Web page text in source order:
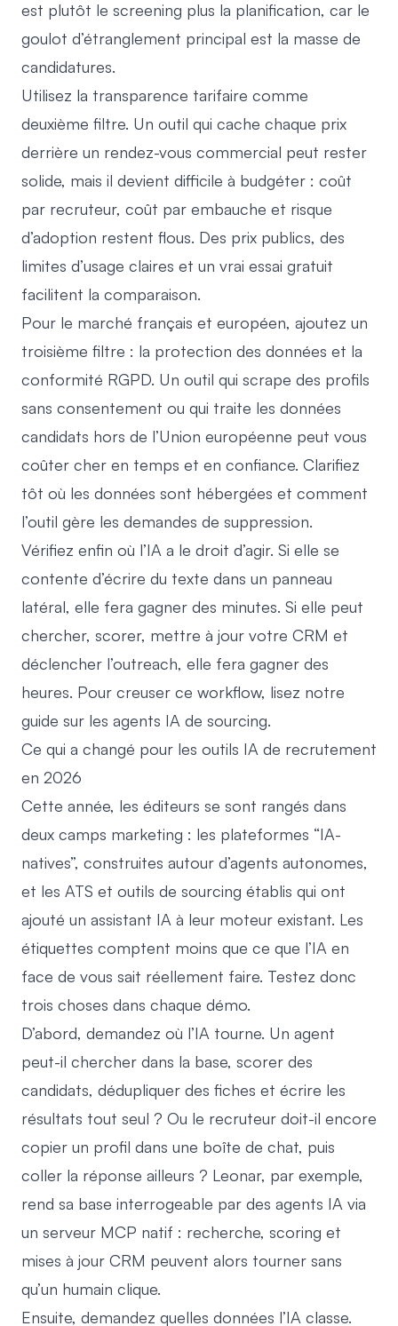
est plutôt le screening plus la planification, car le
goulot d’étranglement principal est la masse de
candidatures.
Utilisez la transparence tarifaire comme
deuxième filtre. Un outil qui cache chaque prix
derrière un rendez-vous commercial peut rester
solide, mais il devient difficile à budgéter : coût
par recruteur, coût par embauche et risque
d’adoption restent flous. Des prix publics, des
limites d’usage claires et un vrai essai gratuit
facilitent la comparaison.
Pour le marché français et européen, ajoutez un
troisième filtre : la protection des données et la
conformité RGPD. Un outil qui scrape des profils
sans consentement ou qui traite les données
candidats hors de l’Union européenne peut vous
coûter cher en temps et en confiance. Clarifiez
tôt où les données sont hébergées et comment
l’outil gère les demandes de suppression.
Vérifiez enfin où l’IA a le droit d’agir. Si elle se
contente d’écrire du texte dans un panneau
latéral, elle fera gagner des minutes. Si elle peut
chercher, scorer, mettre à jour votre CRM et
déclencher l’outreach, elle fera gagner des
heures. Pour creuser ce workflow, lisez notre
guide sur les agents IA de sourcing.
Ce qui a changé pour les outils IA de recrutement
en 2026
Cette année, les éditeurs se sont rangés dans
deux camps marketing : les plateformes “IA-
natives”, construites autour d’agents autonomes,
et les ATS et outils de sourcing établis qui ont
ajouté un assistant IA à leur moteur existant. Les
étiquettes comptent moins que ce que l’IA en
face de vous sait réellement faire. Testez donc
trois choses dans chaque démo.
D’abord, demandez où l’IA tourne. Un agent
peut-il chercher dans la base, scorer des
candidats, dédupliquer des fiches et écrire les
résultats tout seul ? Ou le recruteur doit-il encore
copier un profil dans une boîte de chat, puis
coller la réponse ailleurs ? Leonar, par exemple,
rend sa base interrogeable par des agents IA via
un serveur MCP natif : recherche, scoring et
mises à jour CRM peuvent alors tourner sans
qu’un humain clique.
Ensuite, demandez quelles données l’IA classe.